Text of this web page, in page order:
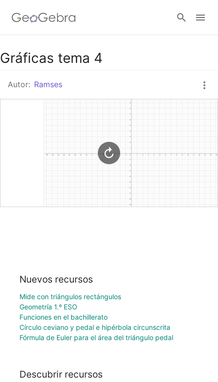
Google Classroom
GeoGebra Classroom
Gráficas tema 4
Autor: Ramses
Nuevos recursos
Mide con triángulos rectángulos
Geometría 1.º ESO
Funciones en el bachillerato
Círculo ceviano y pedal e hipérbola circunscrita
Fórmula de Euler para el área del triángulo pedal
Descubrir recursos